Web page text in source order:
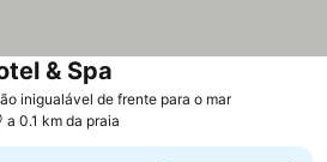
inigualável de frente para o mar
& Spa
a 0.1 km da praia